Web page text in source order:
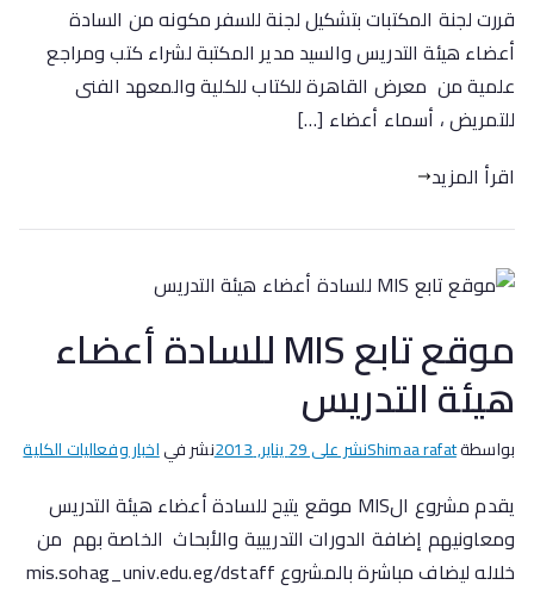
قررت لجنة المكتبات بتشكيل لجنة للسفر مكونه من السادة
أعضاء هيئة التدريس والسيد مدير المكتبة لشراء كتب ومراجع
علمية من معرض القاهرة للكتاب للكلية والمعهد الفنى
للتمريض ، أسماء أعضاء […]
اقرأ المزيد
موقع تابع MIS للسادة أعضاء
هيئة التدريس
بواسطةShimaa rafatنشر على29 يناير, 2013 نشر فياخبار وفعاليات الكلية
يقدم مشروع الMIS موقع يتيح للسادة أعضاء هيئة التدريس
ومعاونيهم إضافة الدورات التدريبية والأبحاث الخاصة بهم من
خلاله ليضاف مباشرة بالمشروع mis.sohag_univ.edu.eg/dstaff